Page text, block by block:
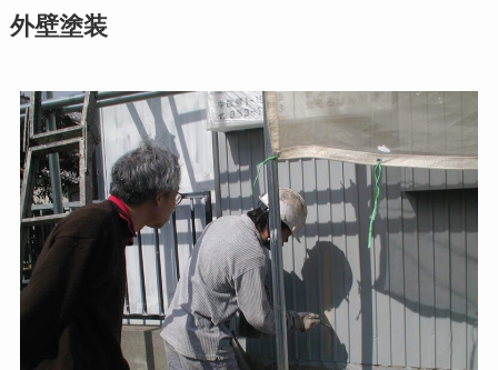
外壁塗装